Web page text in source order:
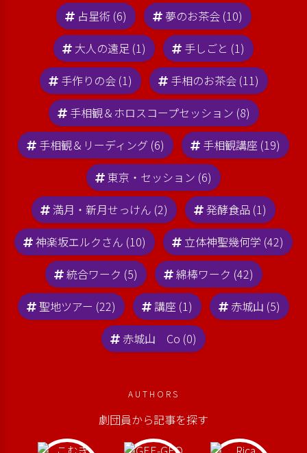
占星術 (6)
夢のお茶会 (10)
大人の遠足 (1)
手しごと (1)
手作りの会 (1)
手相のお茶会 (11)
手相観＆ホロスコープセッション (8)
手相観＆リーディング (6)
手相観講座 (19)
東京・セッション (6)
満月・新月せっけん (2)
発酵食品 (1)
神楽坂エルクさん (10)
立体神聖幾何学 (42)
統合ワーク (5)
綿棒ワーク (42)
聖地ツアー (22)
講座 (1)
赤城山 (5)
赤城山 Co (0)
AUTHORS
劇団員から記事を探す